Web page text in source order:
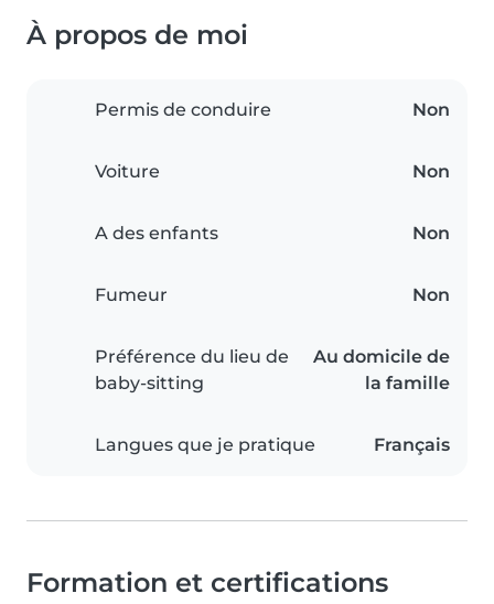
À propos de moi
Permis de conduire Non
Voiture Non
A des enfants Non
Fumeur Non
Préférence du lieu de
baby-sitting
Au domicile de
la famille
Langues que je pratique Français
Formation et certifications